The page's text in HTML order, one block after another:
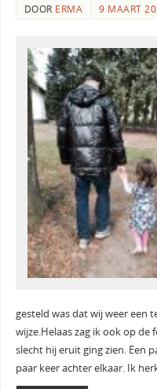
DOOR ERMA 9 MAART
gesteld was dat wij weer een
wijze.Helaas zag ik ook op de
slecht hij eruit ging zien. Een
paar keer achter elkaar. Ik